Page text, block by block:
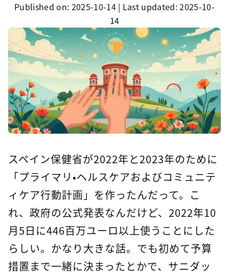
Published on: 2025-10-14| Last updated:2025-10-
14
スペイン保健省が2022年と2023年のために
「プライマリ・ヘルスケアおよびコミュニテ
ィケア行動計画」を作ったんだって。こ
れ、政府の公式発表なんだけど、2022年10
月5日に446百万ユーロ以上使うことにした
らしい。かなり大きな話。でも初めて予算
措置まで一緒に決まったとかで、サニダッ